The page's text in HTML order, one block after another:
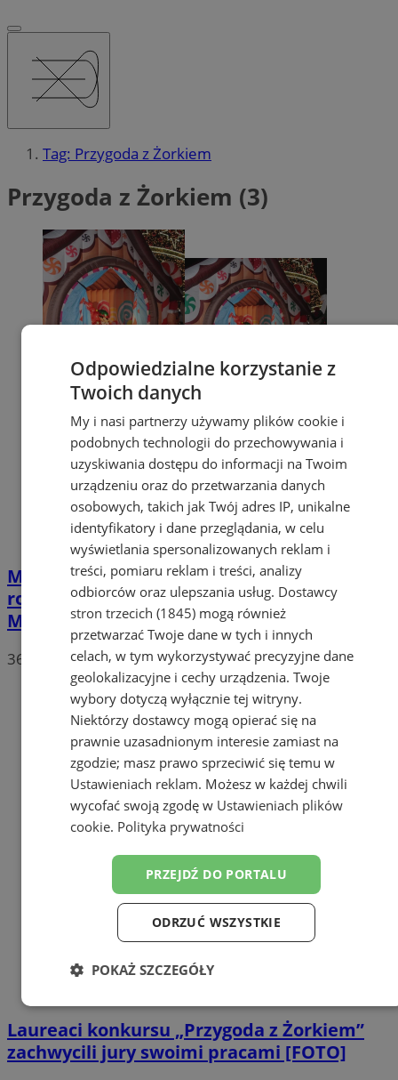
Tag: Przygoda z Żorkiem
Przygoda z Żorkiem (3)
Mikołajki na żorskim Rynku. Choinka
rozbłysła, a dzieci powitały Świętego
Mikołaja [FOTO]
36
Laureaci konkursu „Przygoda z Żorkiem”
zachwycili jury swoimi pracami [FOTO]
Odpowiedzialne korzystanie z
Twoich danych
My i nasi partnerzy używamy plików cookie i
podobnych technologii do przechowywania i
uzyskiwania dostępu do informacji na Twoim
urządzeniu oraz do przetwarzania danych
osobowych, takich jak Twój adres IP, unikalne
identyfikatory i dane przeglądania, w celu
wyświetlania spersonalizowanych reklam i
treści, pomiaru reklam i treści, analizy
odbiorców oraz ulepszania usług. Dostawcy
stron trzecich (1845) mogą również
przetwarzać Twoje dane w tych i innych
celach, w tym wykorzystywać precyzyjne dane
geolokalizacyjne i cechy urządzenia. Twoje
wybory dotyczą wyłącznie tej witryny.
Niektórzy dostawcy mogą opierać się na
prawnie uzasadnionym interesie zamiast na
zgodzie; masz prawo sprzeciwić się temu w
Ustawieniach reklam. Możesz w każdej chwili
wycofać swoją zgodę w Ustawieniach plików
cookie. Polityka prywatności
PRZEJDŹ DO PORTALU
ODRZUĆ WSZYSTKIE
POKAŻ SZCZEGÓŁY
Niezbędne Wydajność Targetowanie